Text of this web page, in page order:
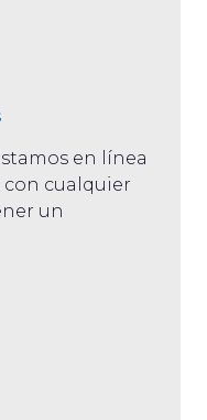
en línea
con cualquier
un